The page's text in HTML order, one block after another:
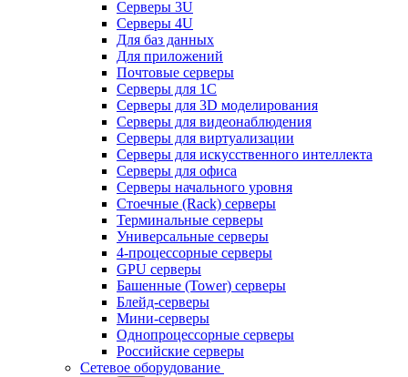
Серверы 3U
Серверы 4U
Для баз данных
Для приложений
Почтовые серверы
Серверы для 1С
Серверы для 3D моделирования
Серверы для видеонаблюдения
Серверы для виртуализации
Серверы для искусственного интеллекта
Серверы для офиса
Серверы начального уровня
Стоечные (Rack) серверы
Терминальные серверы
Универсальные серверы
4-процессорные серверы
GPU серверы
Башенные (Tower) серверы
Блейд-серверы
Мини-серверы
Однопроцессорные серверы
Российские серверы
Сетевое оборудование